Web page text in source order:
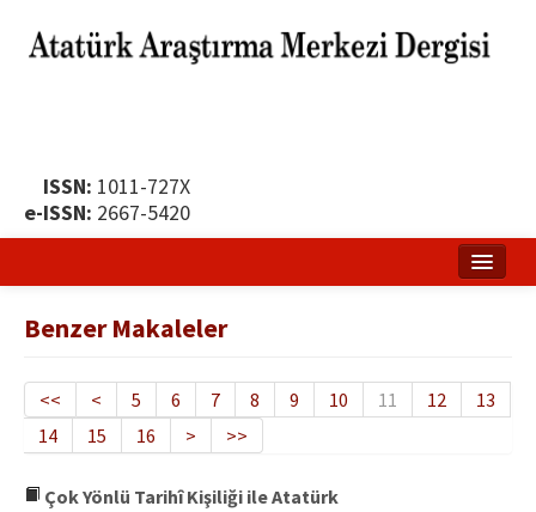
ISSN: 1011-727X
e-ISSN: 2667-5420
Yayın Politikası
Dergi Kurulları
Yayın İlkeleri
Benzer Makaleler
<< < 5 6 7 8 9 10 11 12
13
14
15 16 > >>
Çok Yönlü Tarihî Kişiliği ile Atatürk